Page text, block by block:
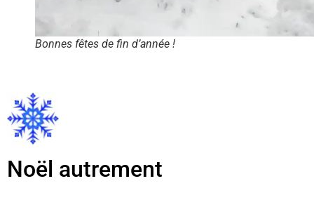
Bonnes fêtes de fin d’année !
Noël autrement